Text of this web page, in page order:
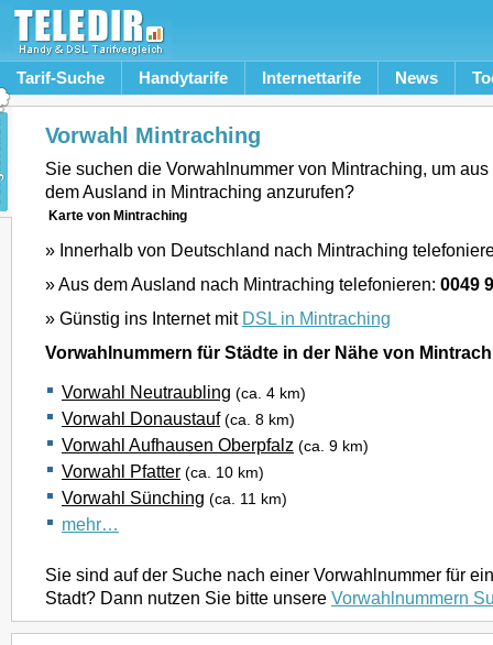
Tarif-Suche Handytarife Internettarife News
Vorwahl Mintraching
Sie suchen die Vorwahlnummer von Mintraching, um
dem Ausland in Mintraching anzurufen?
Karte von Mintraching
» Innerhalb von Deutschland nach Mintraching
» Aus dem Ausland nach Mintraching telefonieren: 0049
» Günstig ins Internet mit DSL in Mintraching
Vorwahlnummern für Städte in der Nähe von
Vorwahl Neutraubling (ca. 4 km)
Vorwahl Donaustauf (ca. 8 km)
Vorwahl Aufhausen Oberpfalz (ca. 9 km)
Vorwahl Pfatter (ca. 10 km)
Vorwahl Sünching (ca. 11 km)
mehr…
Sie sind auf der Suche nach einer Vorwahlnummer für
Stadt? Dann nutzen Sie bitte unsere Vorwahlnummern